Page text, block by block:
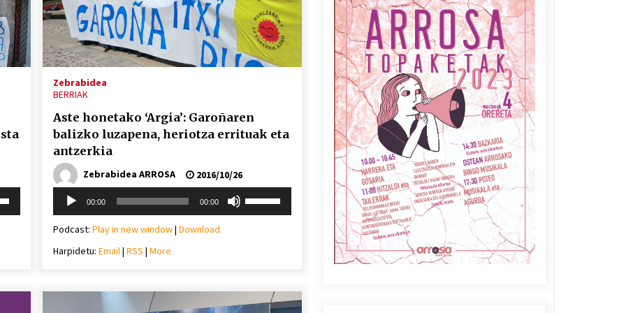
Arrosa sareko IX. topaketak!
2021/10/13
Azaroak 6 Iurretan Arrosa
sarearen IX. topaketak
2021/10/04
Berria egunkarian
elkarrizketa Arrosaren 20
urteez
2021/07/06
Zebrabidearen denboraldi
amaiera EHZtik
2021/07/01
Arrosaren laburpen bideoa
Hamaika Telebistaren eskutik
2021/06/30
Zebrabidea
BERRIAK
Aste honetako ‘Argia’: Garoñaren
balizko luzapena, heriotza errituak eta
antzerkia
Zebrabidea ARROSA
2016/10/26
Soinu
erreproduzigailua
00:00 00:00
jaisteko.
Podcast: Play in new window| Download
Harpidetu: Email| RSS | More